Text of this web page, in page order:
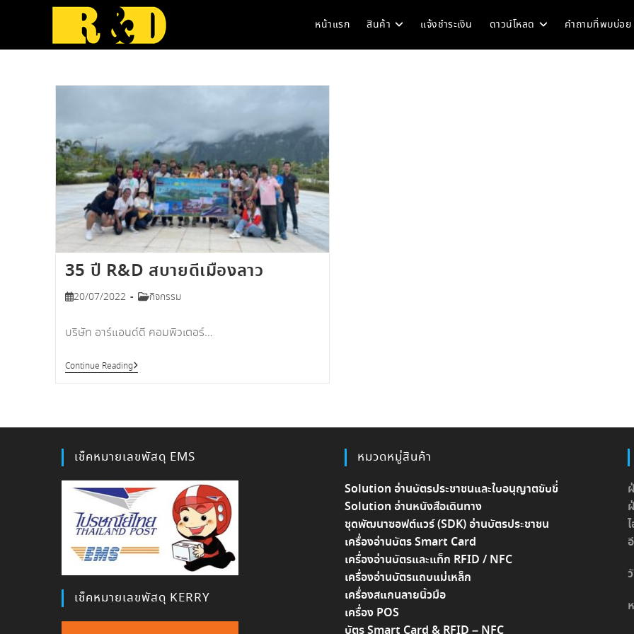
หน้าแรก สินค้า แจ้งชำระเงิน ดาวน์โหลด คำถามที่พบบ่อย
35 ปี R&D สบายดีเมืองลาว
Post20/07/2022
Postกิจกรรม
บริษัท อาร์แอนด์ดี คอมพิวเตอร์…
Continue Reading35
ปี
เช็คหมายเลขพัสดุ EMS
เช็คหมายเลขพัสดุ KERRY
หมวดหมู่สินค้า
Solution อ่านบัตรประชาชนและใบอนุญาตขับขี่
Solution อ่านหนังสือเดินทาง
ชุดพัฒนาซอฟต์แวร์ (SDK) อ่านบัตรประชาชน
เครื่องอ่านบัตร Smart Card
เครื่องอ่านบัตรและแท็ก RFID / NFC
เครื่องอ่านบัตรแถบแม่เหล็ก
เครื่องสแกนลายนิ้วมือ
เครื่อง POS